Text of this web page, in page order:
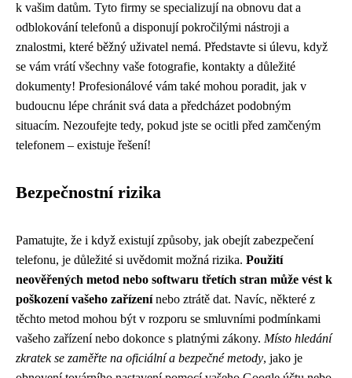
k vašim datům. Tyto firmy se specializují na obnovu dat a
odblokování telefonů a disponují pokročilými nástroji a
znalostmi, které běžný uživatel nemá. Představte si úlevu, když
se vám vrátí všechny vaše fotografie, kontakty a důležité
dokumenty! Profesionálové vám také mohou poradit, jak v
budoucnu lépe chránit svá data a předcházet podobným
situacím. Nezoufejte tedy, pokud jste se ocitli před zamčeným
telefonem – existuje řešení!
Bezpečnostní rizika
Pamatujte, že i když existují způsoby, jak obejít zabezpečení
telefonu, je důležité si uvědomit možná rizika. Použití
neověřených metod nebo softwaru třetích stran může vést k
poškození vašeho zařízenínebo ztrátě dat. Navíc, některé z
těchto metod mohou být v rozporu se smluvními podmínkami
vašeho zařízení nebo dokonce s platnými zákony. Místo hledání
zkratek se zaměřte na oficiální a bezpečné metody, jako je